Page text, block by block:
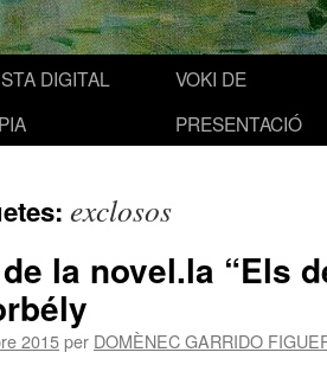
DIGITAL
VOKI DE
PRESENTACIÓ
exclosos
la novel.la “Els
2015per DOMÈNEC GARRIDO